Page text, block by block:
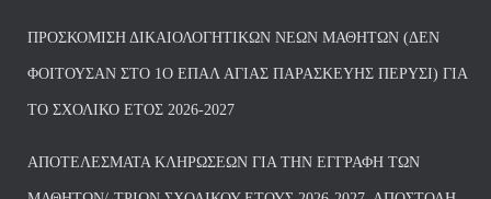
ΠΡΟΣΚΌΜΙΣΗ ΔΙΚΑΙΟΛΟΓΗΤΙΚΏΝ ΝΈΩΝ ΜΑΘΗΤΏΝ (ΔΕΝ
ΦΟΙΤΟΎΣΑΝ ΣΤΟ 1Ο ΕΠΑΛ ΑΓΙΑΣ ΠΑΡΑΣΚΕΥΗΣ ΠΈΡΥΣΙ) ΓΙΑ
ΤΟ ΣΧΟΛΙΚΌ ΈΤΟΣ 2026-2027
ΑΠΟΤΕΛΈΣΜΑΤΑ ΚΛΗΡΏΣΕΩΝ ΓΙΑ ΤΗΝ ΕΓΓΡΑΦΉ ΤΩΝ